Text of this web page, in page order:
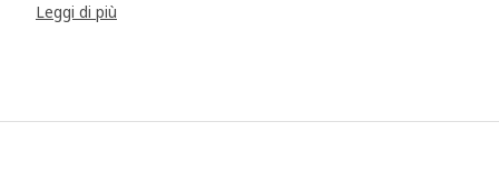
team esegue test sulla base di standard e requisiti legali,
Leggi di più